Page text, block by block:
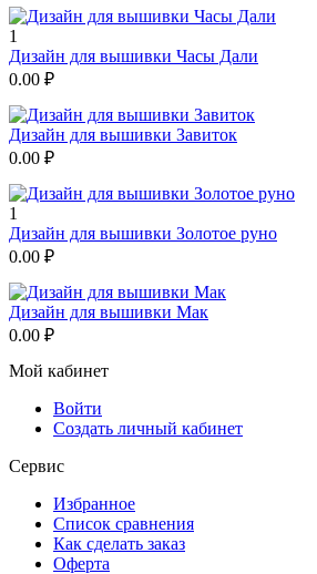
1
Дизайн для вышивки Часы Дали
0.00 ₽
Дизайн для вышивки Завиток
0.00 ₽
1
Дизайн для вышивки Золотое руно
0.00 ₽
Дизайн для вышивки Мак
0.00 ₽
Мой кабинет
Войти
Создать личный кабинет
Сервис
Избранное
Список сравнения
Как сделать заказ
Оферта